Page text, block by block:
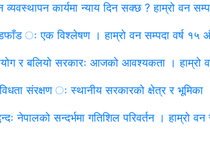
कार्यमा न्याय दिन सक्छ ? हाम्रो वन
ः एक विश्लेषण । हाम्रो वन सम्पदा वर्ष
र बलियो सरकारः आजको आवश्यकता ।
संरक्षण ः स्थानीय सरकारको क्षेत्र र
नेपालको सन्दर्भमा गतिशिल परिवर्तन । हाम्रो